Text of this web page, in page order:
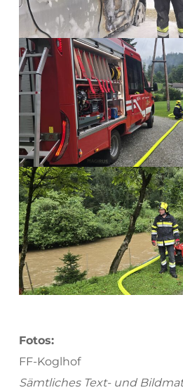
Fotos:
FF-Koglhof
Sämtliches Text- und